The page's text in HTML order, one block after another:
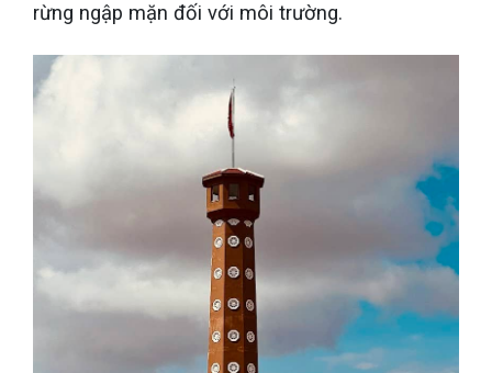
rừng ngập mặn đối với môi trường.